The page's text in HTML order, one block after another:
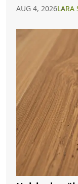
AUG 4, 2026LARA